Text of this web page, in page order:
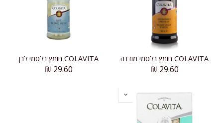
COLAVITA חומץ בלסמי מודנה
29.60
₪
COLAVITA חומץ בלסמי לבן
29.60
₪